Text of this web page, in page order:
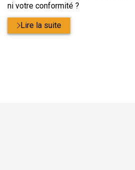
ni votre conformité ?
Lire la suite